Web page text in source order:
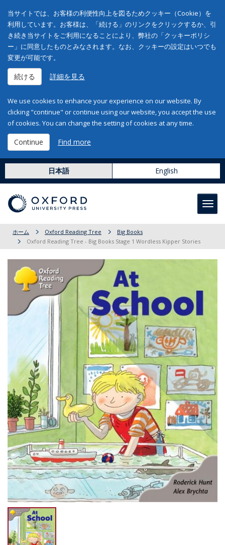
当サイトでは、お客様の利便性向上を図るためクッキー（Cookie）を
利用しています。お客様は、「続ける」のリンクをクリックするか、引
き続き当サイトをご利用になることにより、弊社の「クッキーポリシ
ー」に同意したものとみなされます。なお、クッキーの設定はいつでも
変更が可能です。
続ける 詳細を見る
We use cookies to enhance your experience on our website. By
clicking "continue" or continue using our website, you accept the use
of cookies. You can change the setting of cookies at any time.
Continue Find more
日本語 English
ホーム Oxford Reading Tree
Big Books
Oxford Reading Tree - Big Books Stage 1 Wordless Kipper Stories